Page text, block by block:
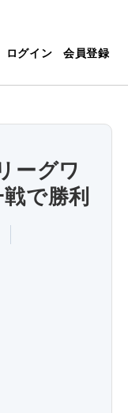
ログイン 会員登録
ーグワ
で勝利